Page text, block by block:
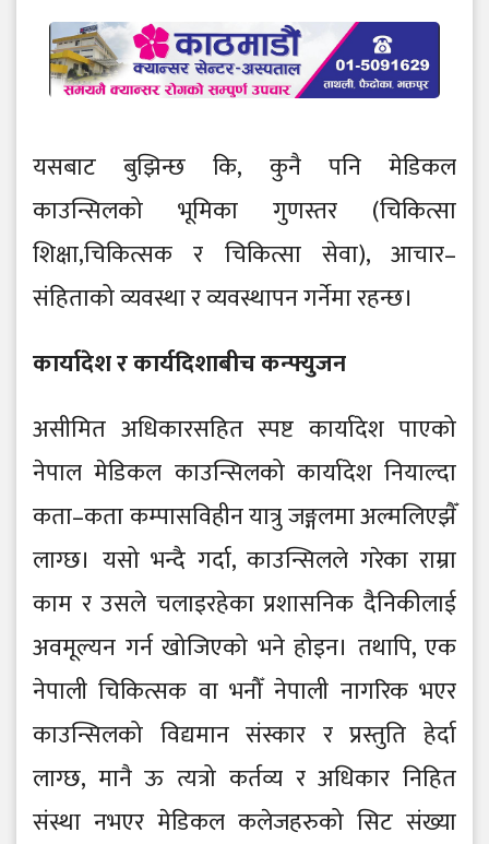
यसबाट बुझिन्छ कि, कुनै पनि मेडिकल
काउन्सिलको भूमिका गुणस्तर (चिकित्सा
शिक्षा,चिकित्सक र चिकित्सा सेवा), आचार–
संहिताको व्यवस्था र व्यवस्थापन गर्नेमा रहन्छ।
कार्यादेश र कार्यदिशाबीच कन्फ्युजन
असीमित अधिकारसहित स्पष्ट कार्यादेश पाएको
नेपाल मेडिकल काउन्सिलको कार्यादेश नियाल्दा
कता–कता कम्पासविहीन यात्रु जङ्गलमा अल्मलिएझैँ
लाग्छ। यसो भन्दै गर्दा, काउन्सिलले गरेका राम्रा
काम र उसले चलाइरहेका प्रशासनिक दैनिकीलाई
अवमूल्यन गर्न खोजिएको भने होइन। तथापि, एक
नेपाली चिकित्सक वा भनौँ नेपाली नागरिक भएर
काउन्सिलको विद्यमान संस्कार र प्रस्तुति हेर्दा
लाग्छ, मानै ऊ त्यत्रो कर्तव्य र अधिकार निहित
संस्था नभएर मेडिकल कलेजहरुको सिट संख्या